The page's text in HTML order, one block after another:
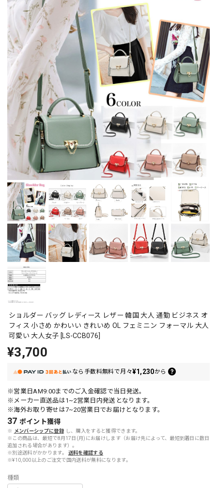
ショルダー バッグ レディース レザー 韓国 大人 通勤 ビジネス オ
フィス 小さめ かわいい きれいめ OL フェミニン フォーマル 大人
可愛い 大人女子 [LS-CCB076]
¥3,700
なら 手数料無料で月々¥1,230から
※営業日AM9:00までのご入金確認で当日発送。
※メーカー直送品は1~2営業日内発送となります。
※海外お取り寄せは7~20営業日でお届けとなります。
37 ポイント獲得
※ メンバーシップに登録 し、購入をすると獲得できます。
※この商品は、最短で8月17日(月)にお届けします（お届け先によって、最短到着日に数日
追加される場合があります）。
※別途送料がかかります。
送料を確認する
※¥10,000以上のご注文で国内送料が無料になります。
種類